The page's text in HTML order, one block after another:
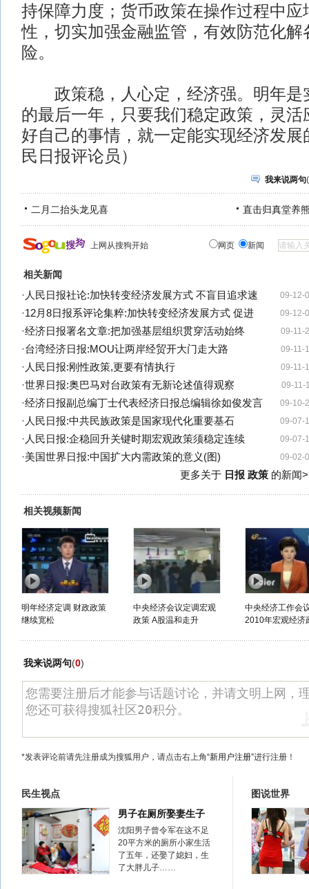
持保障力度；货币政策在操作过程中应
性，切实加强金融监管，有效防范化解
险。
政策稳，人心定，经济强。明年是
的最后一年，只要我们稳定政策，灵活
好自己的事情，就一定能实现经济发展
民日报评论员）
我来说两句(
二月二抬头龙见喜 直击归真堂养
上网从搜狗开始 网页 新闻
相关新闻
09-12-
· 人民日报社论:加快转变经济发展方式 不盲目追求速
09-12-
·12月8日报系评论集粹:加快转变经济发展方式 促进
09-11-
·经济日报署名文章:把加强基层组织贯穿活动始终
09-11-
·台湾经济日报:MOU让两岸经贸开大门走大路
09-11-
· 人民日报:刚性政策,更要有情执行
09-11-
·世界日报:奥巴马对台政策有无新论述值得观察
09-10-
·经济日报副总编丁士代表经济日报总编辑徐如俊发言
09-07-
· 人民日报:中共民族政策是国家现代化重要基石
09-07-
· 人民日报:企稳回升关键时期宏观政策须稳定连续
09-02-
·美国世界日报:中国扩大内需政策的意义(图)
更多关于 日报 政策的新闻
相关视频新闻
明年经济定调 财政政策
继续宽松
中央经济会议定调宏观
政策 A股温和走升
中央经济工作会
2010年宏观经济
我来说两句(0)
*发表评论前请先注册成为搜狐用户，请点击右上角“新用户注册”进行注册！
民生视点
男子在厕所娶妻生子
沈阳男子曾令军在这不足
20平方米的厕所小家生活
了五年，还娶了媳妇，生
了大胖儿子……
图说世界